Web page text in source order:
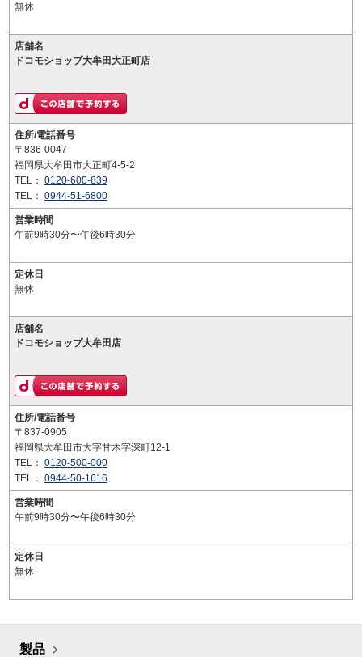
無休
店舗名
ドコモショップ大牟田大正町店
住所/電話番号
〒836-0047
福岡県大牟田市大正町4-5-2
TEL： 0120-600-839
TEL： 0944-51-6800
営業時間
午前9時30分〜午後6時30分
定休日
無休
店舗名
ドコモショップ大牟田店
住所/電話番号
〒837-0905
福岡県大牟田市大字甘木字深町12-1
TEL： 0120-500-000
TEL： 0944-50-1616
営業時間
午前9時30分〜午後6時30分
定休日
無休
製品